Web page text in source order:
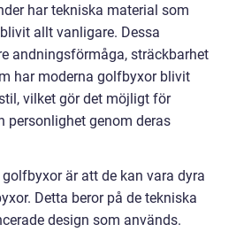
har tekniska material som
allt vanligare. Dessa
andningsförmåga, sträckbarhet
har moderna golfbyxor blivit
vilket gör det möjligt för
personlighet genom deras
är att de kan vara dyra
Detta beror på de tekniska
design som används.